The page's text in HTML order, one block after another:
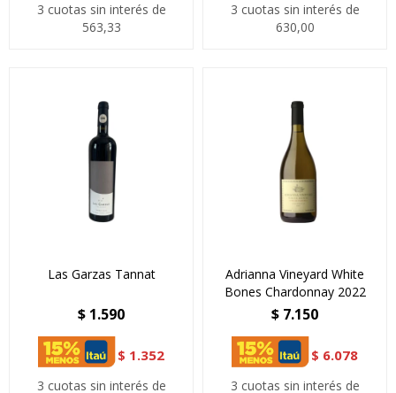
3 cuotas sin interés de
563,33
3 cuotas sin interés de
630,00
Las Garzas Tannat
$ 1.590
$ 1.352
3 cuotas sin interés de
Adrianna Vineyard White
Bones Chardonnay 2022
$ 7.150
$ 6.078
3 cuotas sin interés de